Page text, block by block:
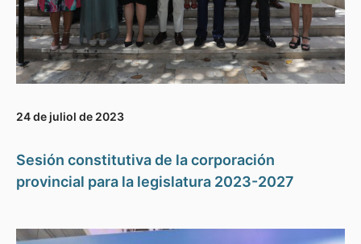
24 de juliol de 2023
Sesión constitutiva de la corporación
provincial para la legislatura 2023-2027